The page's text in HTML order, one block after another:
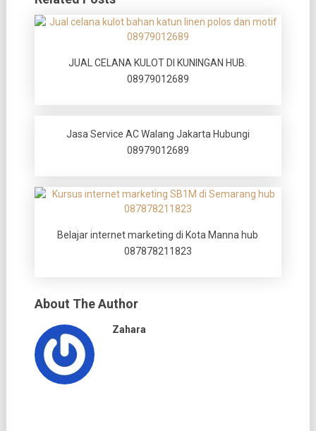
JUAL CELANA KULOT DI KUNINGAN HUB.
08979012689
Jasa Service AC Walang Jakarta Hubungi
08979012689
Belajar internet marketing di Kota Manna hub
087878211823
About The Author
Zahara